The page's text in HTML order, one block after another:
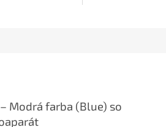
3D
Modrá farba (Blue) so